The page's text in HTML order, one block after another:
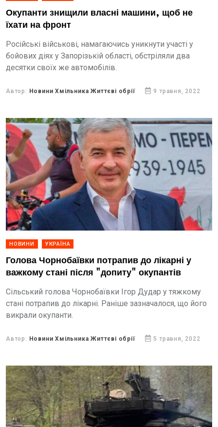
Окупанти знищили власні машини, щоб не
їхати на фронт
Російські військові, намагаючись уникнути участі у
бойових діях у Запорізькій області, обстріляли два
десятки своїх же автомобілів.
Автор: Новини Хмільника Життєві обрії 9 травня, 2022
НОВИНИ УКРАЇНА
Голова Чорнобаївки потрапив до лікарні у
важкому стані після "допиту" окупантів
Сільський голова Чорнобаївки Ігор Дудар у тяжкому
стані потрапив до лікарні. Раніше зазначалося, що його
викрали окупанти.
Автор: Новини Хмільника Життєві обрії 5 травня, 2022